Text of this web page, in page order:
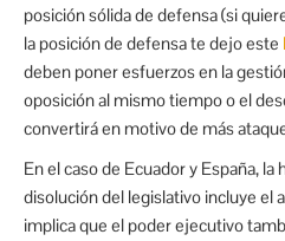
posición sólida de defensa (si
la posición de defensa te dejo este
deben poner esfuerzos en la
oposición al mismo tiempo o el
convertirá en motivo de más
En el caso de Ecuador y España,
disolución del legislativo incluye el
implica que el poder ejecutivo